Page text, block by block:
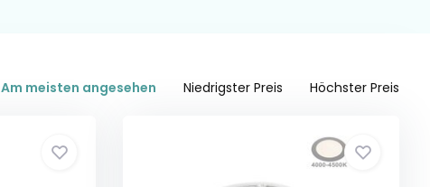
Am meisten angesehen Niedrigster Preis Höchster Preis